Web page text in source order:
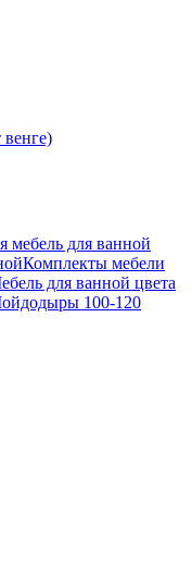
мебель для ванной
Комплекты мебели
для ванной цвета
100-120